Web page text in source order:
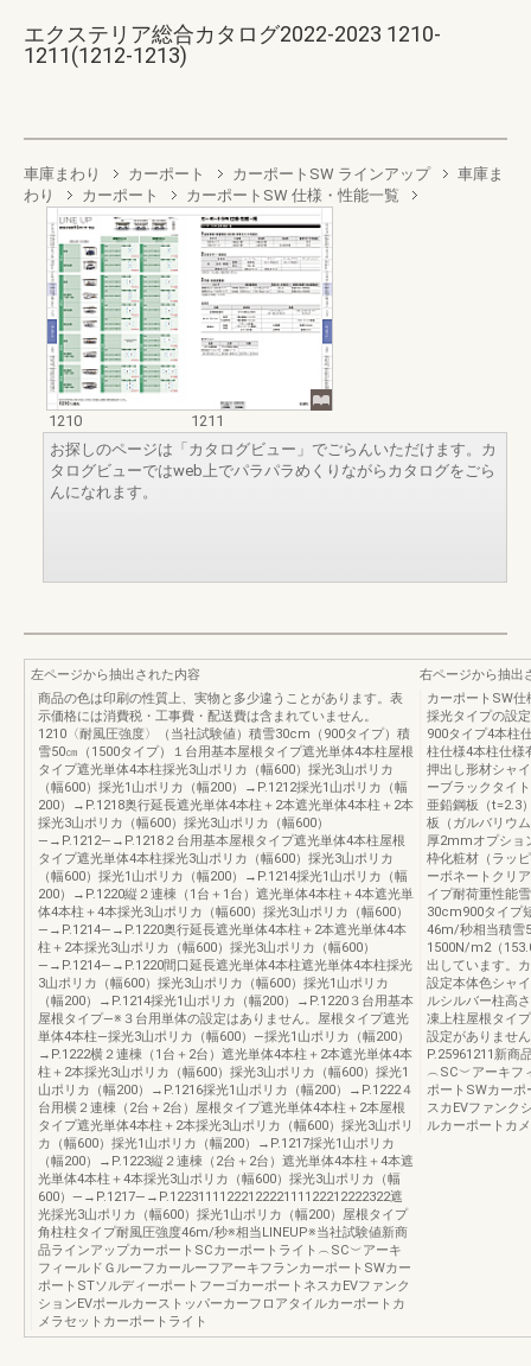
エクステリア総合カタログ2022-2023 1210-
1211(1212-1213)
車庫まわり カーポート カーポートSW ラインアップ
車庫ま
わり
カーポート カーポートSW 仕様・性能一覧
1210
1211
お探しのページは「カタログビュー」でごらんいただけます。カ
タログビューではweb上でパラパラめくりながらカタログをごら
んになれます。
左ページから抽出された内容
商品の色は印刷の性質上、実物と多少違うことがあります。表
示価格には消費税・工事費・配送費は含まれていません。
1210〈耐風圧強度〉（当社試験値）積雪30cm（900タイプ）積
雪50㎝（1500タイプ）１台用基本屋根タイプ遮光単体4本柱屋根
タイプ遮光単体4本柱採光3山ポリカ（幅600）採光3山ポリカ
（幅600）採光1山ポリカ（幅200）→P.1212採光1山ポリカ（幅
200）→P.1218奥行延長遮光単体4本柱＋2本遮光単体4本柱＋2本
採光3山ポリカ（幅600）採光3山ポリカ（幅600）
―→P.1212―→P.1218２台用基本屋根タイプ遮光単体4本柱屋根
タイプ遮光単体4本柱採光3山ポリカ（幅600）採光3山ポリカ
（幅600）採光1山ポリカ（幅200）→P.1214採光1山ポリカ（幅
200）→P.1220縦２連棟（1台＋1台）遮光単体4本柱＋4本遮光単
体4本柱＋4本採光3山ポリカ（幅600）採光3山ポリカ（幅600）
―→P.1214―→P.1220奥行延長遮光単体4本柱＋2本遮光単体4本
柱＋2本採光3山ポリカ（幅600）採光3山ポリカ（幅600）
―→P.1214―→P.1220間口延長遮光単体4本柱遮光単体4本柱採光
3山ポリカ（幅600）採光3山ポリカ（幅600）採光1山ポリカ
（幅200）→P.1214採光1山ポリカ（幅200）→P.1220３台用基本
屋根タイプ―※３台用単体の設定はありません。屋根タイプ遮光
単体4本柱―採光3山ポリカ（幅600）―採光1山ポリカ（幅200）
→P.1222横２連棟（1台＋2台）遮光単体4本柱＋2本遮光単体4本
柱＋2本採光3山ポリカ（幅600）採光3山ポリカ（幅600）採光1
山ポリカ（幅200）→P.1216採光1山ポリカ（幅200）→P.1222４
台用横２連棟（2台＋2台）屋根タイプ遮光単体4本柱＋2本屋根
タイプ遮光単体4本柱＋2本採光3山ポリカ（幅600）採光3山ポリ
カ（幅600）採光1山ポリカ（幅200）→P.1217採光1山ポリカ
（幅200）→P.1223縦２連棟（2台＋2台）遮光単体4本柱＋4本遮
光単体4本柱＋4本採光3山ポリカ（幅600）採光3山ポリカ（幅
600）―→P.1217―→P.1223111122212222111122212222322遮
光採光3山ポリカ（幅600）採光1山ポリカ（幅200）屋根タイプ
角柱柱タイプ耐風圧強度46m/秒※相当LINEUP※当社試験値新商
品ラインアップカーポートSCカーポートライト︵SC︶アーキ
フィールドＧルーフカールーフアーキフランカーポートSWカー
ポートSTソルディーポートフーゴカーポートネスカEVファンク
ションEVポールカーストッパーカーフロアタイルカーポートカ
メラセットカーポートライト
右ページから抽出
カーポートSW
採光タイプの設
900タイプ4本柱
柱仕様4本柱仕様
押出し形材シャ
ーブラックタイ
亜鉛鋼板（t=2.3
板（ガルバリウ
厚2mmオプショ
枠化粧材（ラッ
ーボネートクリ
イプ耐荷重性能
30cm900タイプ
46m/秒相当積雪
1500N/m2（
出しています。
設定本体色シャ
ルシルバー柱高
凍上柱屋根タイ
設定がありませ
P.25961211新商
︵SC︶アーキフ
ポートSWカーポ
スカEVファンク
ルカーポートカ